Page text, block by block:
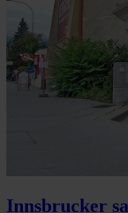
Innsbrucker